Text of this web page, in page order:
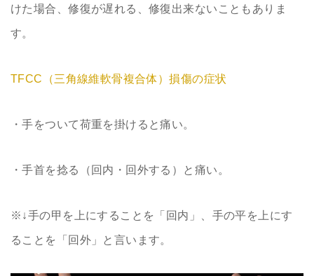
けた場合、修復が遅れる、修復出来ないこともありま
す。
TFCC（三角線維軟骨複合体）損傷の症状
・手をついて荷重を掛けると痛い。
・手首を捻る（回内・回外する）と痛い。
※↓手の甲を上にすることを「回内」、手の平を上にす
ることを「回外」と言います。